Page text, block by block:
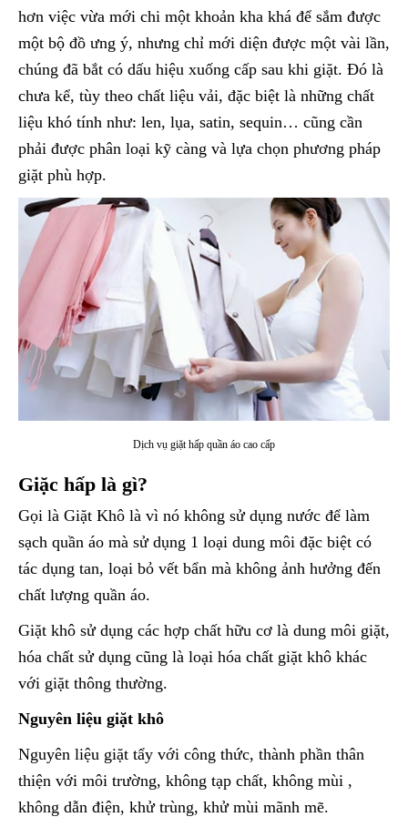
hơn việc vừa mới chi một khoản kha khá để sắm được
một bộ đồ ưng ý, nhưng chỉ mới diện được một vài lần,
chúng đã bắt có dấu hiệu xuống cấp sau khi giặt. Đó là
chưa kể, tùy theo chất liệu vải, đặc biệt là những chất
liệu khó tính như: len, lụa, satin, sequin… cũng cần
phải được phân loại kỹ càng và lựa chọn phương pháp
giặt phù hợp.
Dịch vụ giặt hấp quần áo cao cấp
Giặc hấp là gì?
Gọi là Giặt Khô là vì nó không sử dụng nước để làm
sạch quần áo mà sử dụng 1 loại dung môi đặc biệt có
tác dụng tan, loại bỏ vết bẩn mà không ảnh hưởng đến
chất lượng quần áo.
Giặt khô sử dụng các hợp chất hữu cơ là dung môi giặt,
hóa chất sử dụng cũng là loại hóa chất giặt khô khác
với giặt thông thường.
Nguyên liệu giặt khô
Nguyên liệu giặt tẩy với công thức, thành phần thân
thiện với môi trường, không tạp chất, không mùi ,
không dẫn điện, khử trùng, khử mùi mãnh mẽ.